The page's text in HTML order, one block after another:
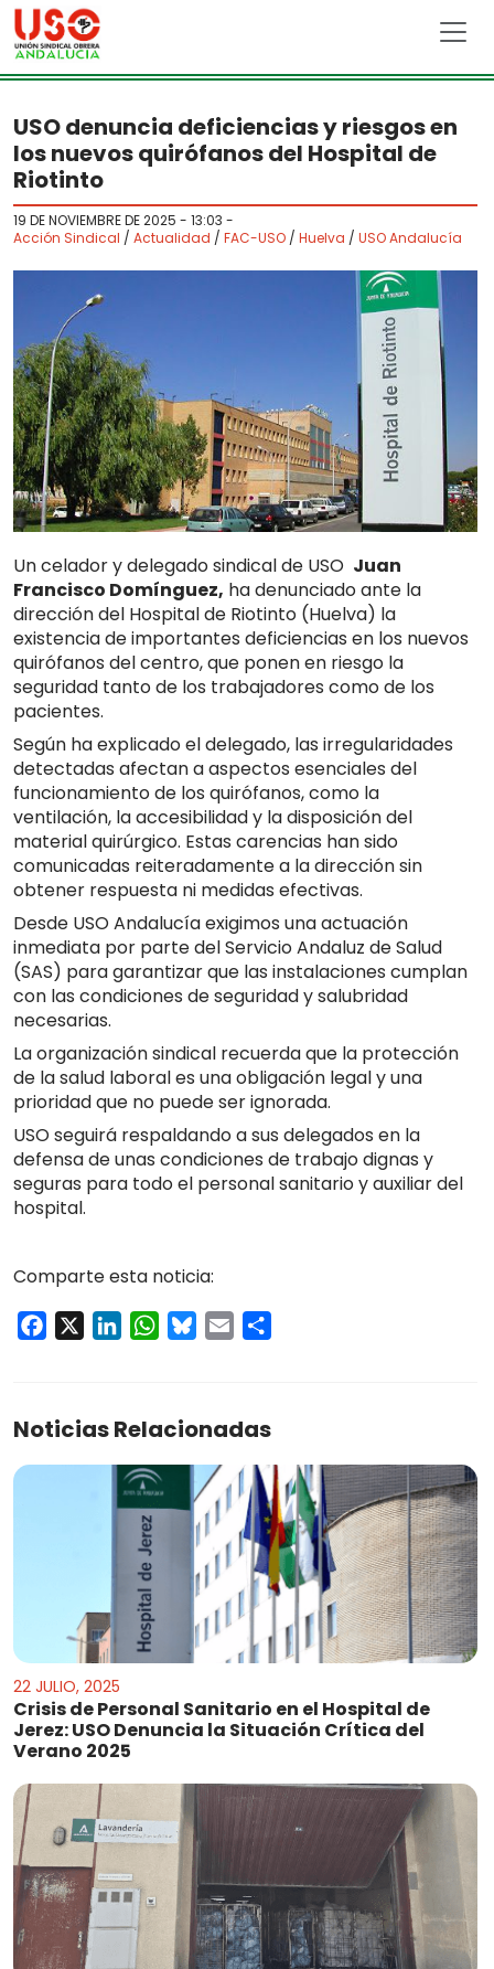
Skip to main content
USO denuncia deficiencias y riesgos en
los nuevos quirófanos del Hospital de
Riotinto
19 DE NOVIEMBRE DE 2025 - 13:03 -
Acción Sindical / Actualidad / FAC-USO / Huelva / USO Andalucía
Un celador y delegado sindical de USO Juan
Francisco Domínguez, ha denunciado ante la
dirección del Hospital de Riotinto (Huelva) la
existencia de importantes deficiencias en los nuevos
quirófanos del centro, que ponen en riesgo la
seguridad tanto de los trabajadores como de los
pacientes.
Según ha explicado el delegado, las irregularidades
detectadas afectan a aspectos esenciales del
funcionamiento de los quirófanos, como la
ventilación, la accesibilidad y la disposición del
material quirúrgico. Estas carencias han sido
comunicadas reiteradamente a la dirección sin
obtener respuesta ni medidas efectivas.
Desde USO Andalucía exigimos una actuación
inmediata por parte del Servicio Andaluz de Salud
(SAS) para garantizar que las instalaciones cumplan
con las condiciones de seguridad y salubridad
necesarias.
La organización sindical recuerda que la protección
de la salud laboral es una obligación legal y una
prioridad que no puede ser ignorada.
USO seguirá respaldando a sus delegados en la
defensa de unas condiciones de trabajo dignas y
seguras para todo el personal sanitario y auxiliar del
hospital.
Comparte esta noticia:
Facebook LinkedInWhatsApp
Bluesky
Email
Noticias Relacionadas
22 JULIO, 2025
Crisis de Personal Sanitario en el Hospital de
Jerez: USO Denuncia la Situación Crítica del
Verano 2025